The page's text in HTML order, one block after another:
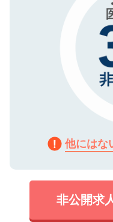
他にはな
非公開求